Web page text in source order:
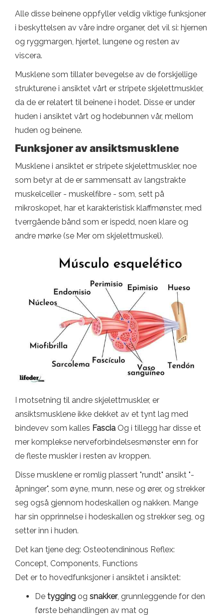
Alle disse beinene oppfyller veldig viktige funksjoner
i beskyttelsen av våre indre organer, det vil si: hjernen
og ryggmargen, hjertet, lungene og resten av
viscera.
Musklene som tillater bevegelse av de forskjellige
strukturene i ansiktet vårt er stripete skjelettmuskler,
da de er relatert til beinene i hodet. Disse er under
huden i ansiktet vårt og hodebunnen vår, mellom
huden og beinene.
Funksjoner av ansiktsmusklene
Musklene i ansiktet er stripete skjelettmuskler, noe
som betyr at de er sammensatt av langstrakte
muskelceller - muskelfibre - som, sett på
mikroskopet, har et karakteristisk klaffmønster, med
tverrgående bånd som er ispedd, noen klare og
andre mørke (se Mer om skjelettmuskel).
I motsetning til andre skjelettmuskler, er
ansiktsmusklene ikke dekket av et tynt lag med
bindevev som kalles Fascia Og i tillegg har disse et
mer komplekse nerveforbindelsesmønster enn for
de fleste muskler i resten av kroppen.
Disse musklene er romlig plassert "rundt" ansikt "-
åpninger", som øyne, munn, nese og ører, og strekker
seg også gjennom hodeskallen og nakken. Mange
har sin opprinnelse i hodeskallen og strekker seg, og
setter inn i huden.
Det kan tjene deg: Osteotendininous Reflex:
Concept, Components, Functions
Det er to hovedfunksjoner i ansiktet i ansiktet:
De tygging og snakker, grunnleggende for den
første behandlingen av mat og